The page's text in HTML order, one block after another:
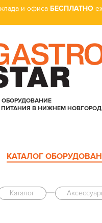
и офиса БЕСПЛАТНО
ОБОРУДОВАНИЕ
В НИЖНЕМ
КАТАЛОГ
Каталог